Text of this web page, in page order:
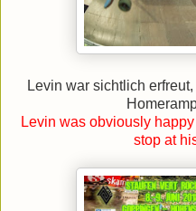
Levin war sichtlich
Levin was obviously
stop at